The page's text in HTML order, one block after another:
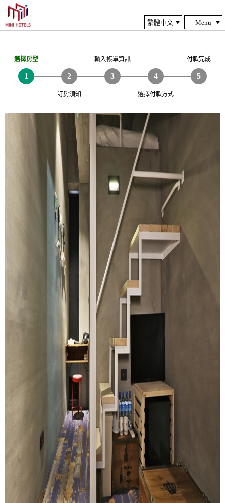
Menu
選擇房型
訂房須知
輸入帳單資訊
選擇付款方式
付款完成